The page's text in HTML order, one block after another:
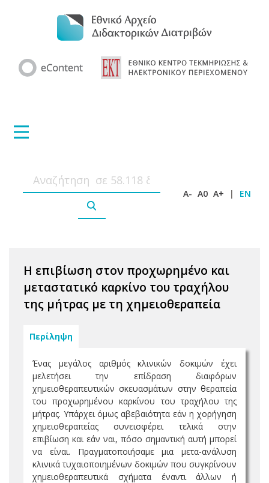
A- A0 A+ | EN
Η επιβίωση στον προχωρημένο και
μεταστατικό καρκίνο του τραχήλου
της μήτρας με τη χημειοθεραπεία
Περίληψη
Ένας μεγάλος αριθμός κλινικών δοκιμών έχει
μελετήσει την επίδραση διαφόρων
χημειοθεραπευτικών σκευασμάτων στην θεραπεία
του προχωρημένου καρκίνου του τραχήλου της
μήτρας. Υπάρχει όμως αβεβαιότητα εάν η χορήγηση
χημειοθεραπείας συνεισφέρει τελικά στην
επιβίωση και εάν ναι, πόσο σημαντική αυτή μπορεί
να είναι. Πραγματοποιήσαμε μια μετα-ανάλυση
κλινικά τυχαιοποιημένων δοκιμών που συγκρίνουν
χημειοθεραπευτικά σχήματα έναντι άλλων ή